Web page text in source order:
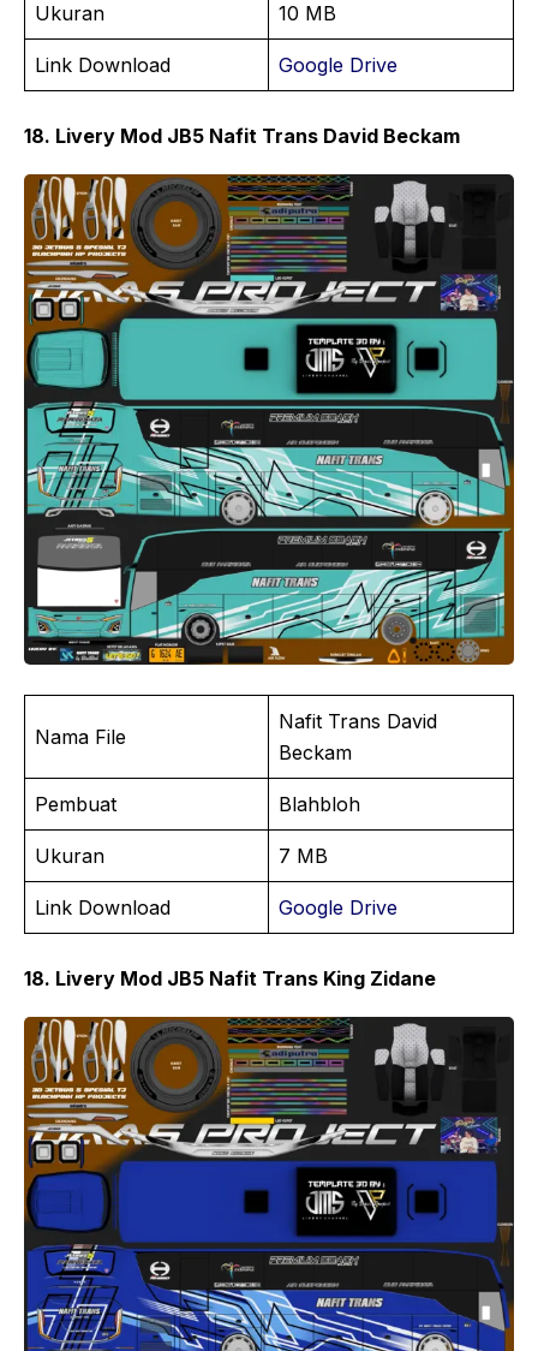
Ukuran 10 MB
Link Download Google Drive
18. Livery Mod JB5 Nafit Trans David Beckam
Nama File
Nafit Trans David
Beckam
Pembuat Blahbloh
Ukuran 7 MB
Link Download Google Drive
18. Livery Mod JB5 Nafit Trans King Zidane